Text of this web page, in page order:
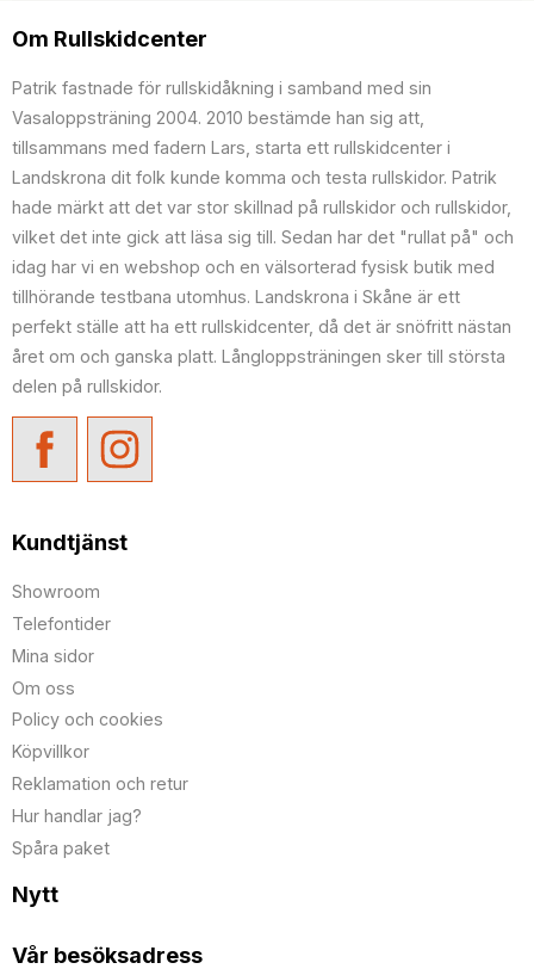
Om Rullskidcenter
Patrik fastnade för rullskidåkning i samband med sin
Vasaloppsträning 2004. 2010 bestämde han sig att,
tillsammans med fadern Lars, starta ett rullskidcenter i
Landskrona dit folk kunde komma och testa rullskidor. Patrik
hade märkt att det var stor skillnad på rullskidor och rullskidor,
vilket det inte gick att läsa sig till. Sedan har det "rullat på" och
idag har vi en webshop och en välsorterad fysisk butik med
tillhörande testbana utomhus. Landskrona i Skåne är ett
perfekt ställe att ha ett rullskidcenter, då det är snöfritt nästan
året om och ganska platt. Långloppsträningen sker till största
delen på rullskidor.
Kundtjänst
Showroom
Telefontider
Mina sidor
Om oss
Policy och cookies
Köpvillkor
Reklamation och retur
Hur handlar jag?
Spåra paket
Nytt
Vår besöksadress